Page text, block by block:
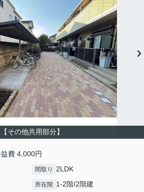
【その他共用部分】
費 4,000円
間取り 2LDK
所在階 1-2階/2階建